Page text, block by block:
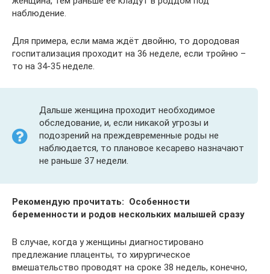
наблюдение.
Для примера, если мама ждёт двойню, то дородовая
госпитализация проходит на 36 неделе, если тройню –
то на 34-35 неделе.
Дальше женщина проходит необходимое
обследование, и, если никакой угрозы и
подозрений на преждевременные роды не
наблюдается, то плановое кесарево назначают
не раньше 37 недели.
Рекомендую прочитать: Особенности
беременности и родов нескольких малышей сразу
В случае, когда у женщины диагностировано
предлежание плаценты, то хирургическое
вмешательство проводят на сроке 38 недель, конечно,